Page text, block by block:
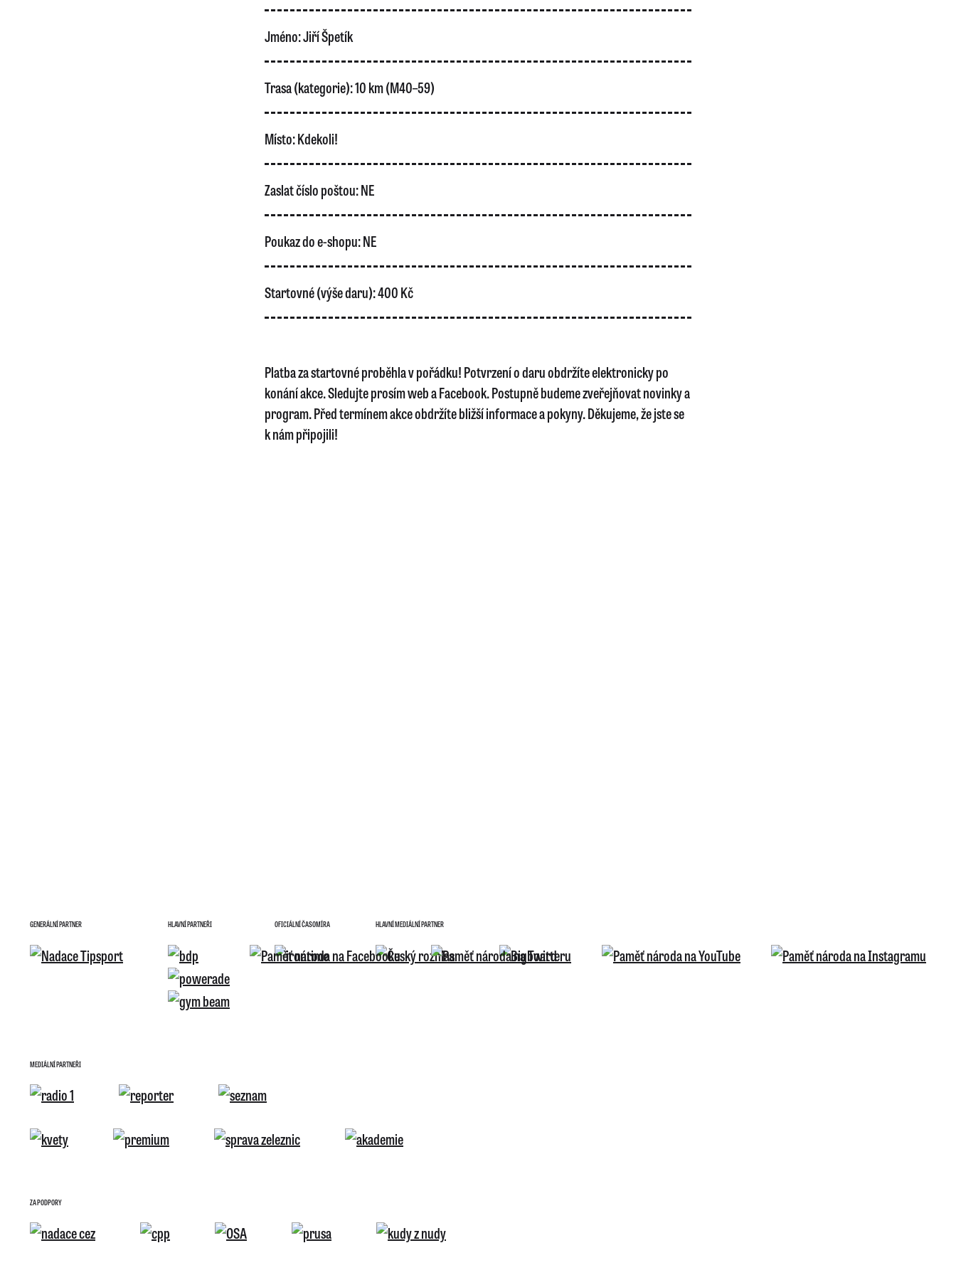
Jméno:Jiří Špetík
Trasa (kategorie):10 km (M40–59)
Místo:Kdekoli!
Zaslat číslo poštou:NE
Poukaz do e-shopu:NE
Startovné (výše daru):400 Kč
Platba za startovné proběhla v pořádku! Potvrzení o daru obdržíte elektronicky po
konání akce. Sledujte prosím web a Facebook. Postupně budeme zveřejňovat novinky a
program. Před termínem akce obdržíte bližší informace a pokyny. Děkujeme, že jste se
k nám připojili!
GENERÁLNÍ PARTNER HLAVNÍ PARTNEŘI OFICIÁLNÍ ČASOMÍRA HLAVNÍ MEDIÁLNÍ PARTNER
MEDIÁLNÍ PARTNEŘI
ZA PODPORY